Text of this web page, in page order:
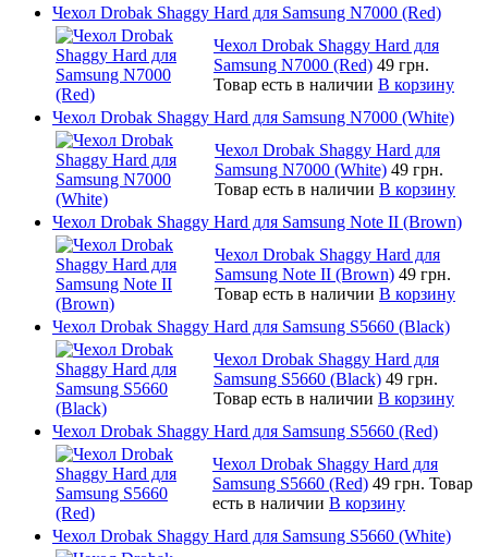
Чехол Drobak Shaggy Hard для Samsung N7000 (Red)
Чехол Drobak Shaggy Hard для
Samsung N7000 (Red) 49 грн.
Товар есть в наличии В корзину
Чехол Drobak Shaggy Hard для Samsung N7000 (White)
Чехол Drobak Shaggy Hard для
Samsung N7000 (White) 49 грн.
Товар есть в наличии В корзину
Чехол Drobak Shaggy Hard для Samsung Note II (Brown)
Чехол Drobak Shaggy Hard для
Samsung Note II (Brown) 49 грн.
Товар есть в наличии В корзину
Чехол Drobak Shaggy Hard для Samsung S5660 (Black)
Чехол Drobak Shaggy Hard для
Samsung S5660 (Black) 49 грн.
Товар есть в наличии В корзину
Чехол Drobak Shaggy Hard для Samsung S5660 (Red)
Чехол Drobak Shaggy Hard для
Samsung S5660 (Red) 49 грн. Товар
есть в наличии В корзину
Чехол Drobak Shaggy Hard для Samsung S5660 (White)